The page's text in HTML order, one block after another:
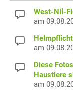
West-Nil-
am
am
Diese
Haustiere
am